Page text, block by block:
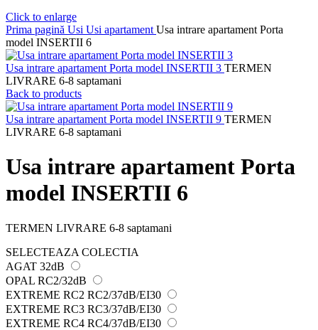
Click to enlarge
Prima pagină Usi Usi apartament Usa intrare apartament Porta
model INSERTII 6
Usa intrare apartament Porta model INSERTII 3 TERMEN
LIVRARE 6-8 saptamani
Back to products
Usa intrare apartament Porta model INSERTII 9 TERMEN
LIVRARE 6-8 saptamani
Usa intrare apartament Porta
model INSERTII 6
TERMEN LIVRARE 6-8 saptamani
SELECTEAZA COLECTIA
AGAT 32dB
OPAL RC2/32dB
EXTREME RC2 RC2/37dB/EI30
EXTREME RC3 RC3/37dB/EI30
EXTREME RC4 RC4/37dB/EI30